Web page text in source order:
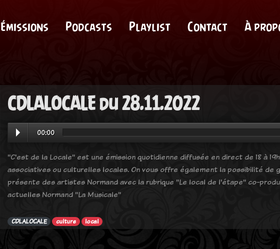
Émissions Podcasts Playlist Contact À
CDLALOCALE du 28.11.2022
00:00
"C'est de la Locale" est une émission quotidienne diffusée en direct de 18 à
associatives ou culturelles locales. On vous offre également la possibilité de
présente des artistes Normand avec la rubrique "Le local de l'étape" co-
actuelles Normand "La Musicale"
CDLALOCALE culture local